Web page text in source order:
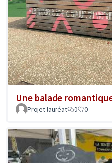
Une balade
Projet lauréat 0 0